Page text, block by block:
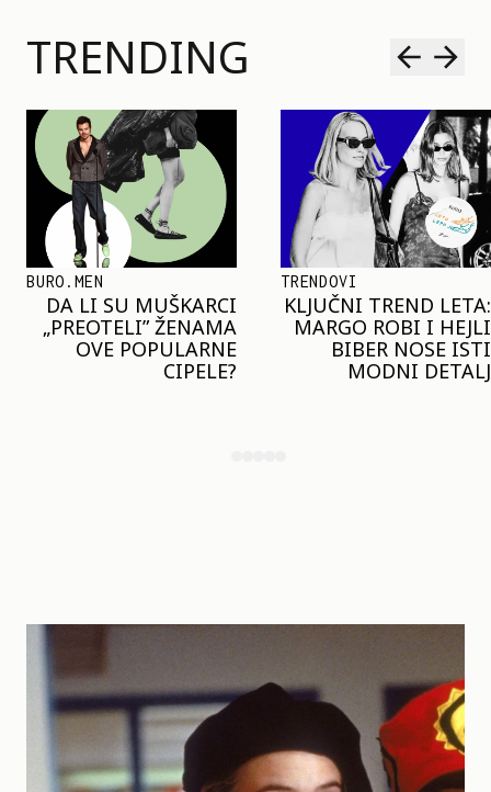
TRENDING
TRENDOVI
KLJUČNI TREND LETA:
MARGO ROBI I HEJLI
BIBER NOSE ISTI
MODNI DETALJ
SHOPPING
JOŠ JE RANO ZA JAKNE
– ALI U RESERVED JE
STIGAO MODEL KOJI
ĆE BITI VELIKI TREND